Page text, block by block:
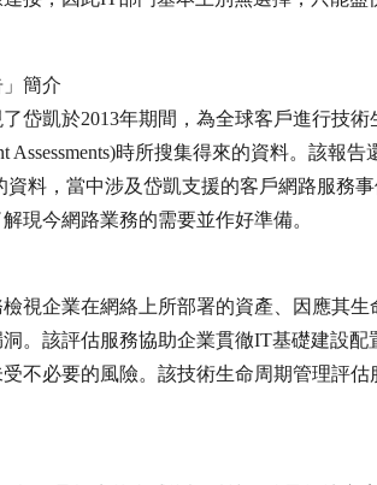
簡介
岱凱於2013年期間，為全球客戶進行技
Assessments)時所搜集得來的資料。該報
資料，當中涉及岱凱支援的客戶網路服務
現今網路業務的需要並作好準備。
視企業在網絡上所部署的資產、因應其
。該評估服務協助企業貫徹IT基礎建設配
不必要的風險。該技術生命周期管理評